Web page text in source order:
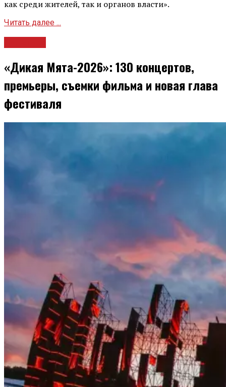
как среди жителей, так и органов власти».
Читать далее ...
«Дикая Мята-2026»: 130 концертов,
премьеры, съемки фильма и новая глава
фестиваля